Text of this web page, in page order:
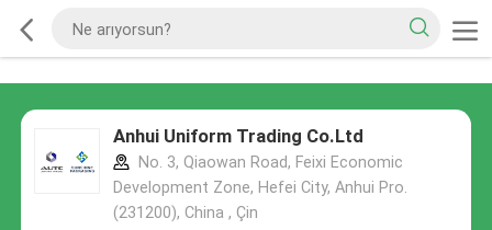
Anhui Uniform Trading Co.Ltd
No. 3, Qiaowan Road, Feixi Economic
Development Zone, Hefei City, Anhui Pro.
(231200), China , Çin